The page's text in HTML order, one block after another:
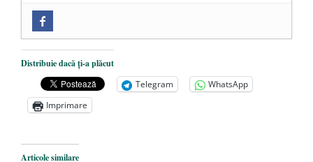
Mănăstirea „Sfânta Ana” Rohia. Părintele
Nicolae Steinhardt, comemorat la 102 ani
de la naștere - 29 iulie 2024
„Carnea cultivată” în laborator, tot mai
comercializare în UE
Distribuie dacă ți-a plăcut
Telegram
WhatsApp
Imprimare
Articole similare